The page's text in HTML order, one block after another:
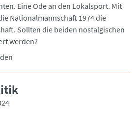
Eine Ode an den Lokalsport. Mit
Nationalmannschaft 1974 die
Sollten die beiden nostalgischen
werden?